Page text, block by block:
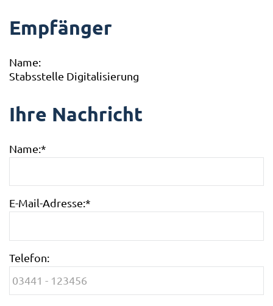
Empfänger
Name:
Stabsstelle Digitalisierung
Ihre Nachricht
Name:*
E-Mail-Adresse:*
Telefon: